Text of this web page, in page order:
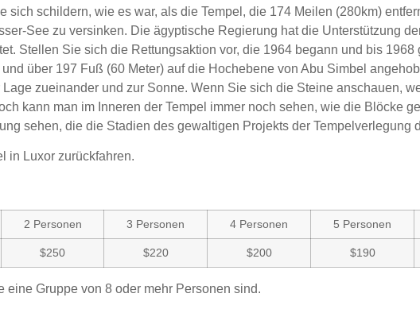
sich schildern, wie es war, als die Tempel, die 174 Meilen (280km)
See zu versinken. Die ägyptische Regierung hat die Unterstützung
Stellen Sie sich die Rettungsaktion vor, die 1964 begann und bis
über 197 Fuß (60 Meter) auf die Hochebene von Abu Simbel
zueinander und zur Sonne. Wenn Sie sich die Steine anschauen,
kann man im Inneren der Tempel immer noch sehen, wie die Blöcke
sehen, die die Stadien des gewaltigen Projekts der Tempelverlegung
in Luxor zurückfahren.
2 Personen 3 Personen 4 Personen 5 Personen
$250 $220 $200 $190
Gruppe von 8 oder mehr Personen sind.